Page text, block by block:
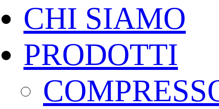
CHI SIAMO
PRODOTTI